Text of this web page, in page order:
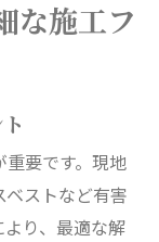
要です。現地
ストなど有害
り、最適な解